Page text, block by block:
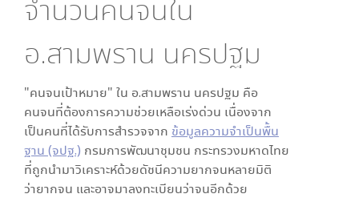
จำนวนคนจนใน
อ.สามพราน นครปฐม
"คนจนเป้าหมาย" ใน อ.สามพราน นครปฐม คือ
คนจนที่ต้องการความช่วยเหลือเร่งด่วน เนื่องจาก
เป็นคนที่ได้รับการสำรวจจาก ข้อมูลความจำเป็นพื้น
ฐาน (จปฐ.) กรมการพัฒนาชุมชน กระทรวงมหาดไทย
ที่ถูกนำมาวิเคราะห์ด้วยดัชนีความยากจนหลายมิติ
ว่ายากจน และอาจมาลงทะเบียนว่าจนอีกด้วย